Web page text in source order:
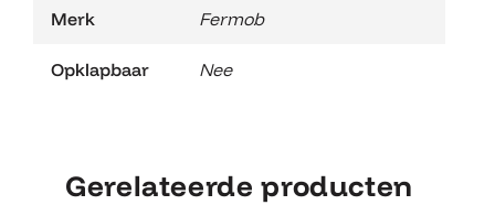
Merk Fermob
Opklapbaar Nee
Gerelateerde producten